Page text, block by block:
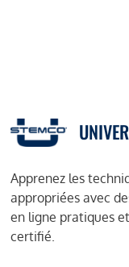
Apprenez les
appropriées avec
en ligne pratiques
certifié.